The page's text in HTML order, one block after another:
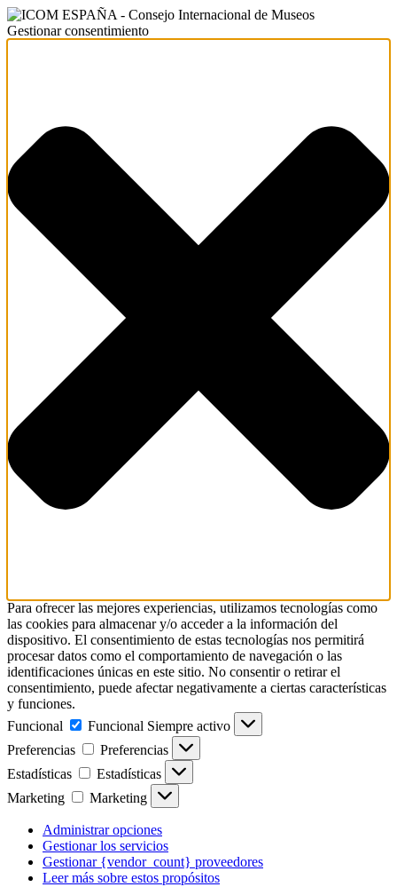
Gestionar consentimiento
Para ofrecer las mejores experiencias, utilizamos tecnologías como
las cookies para almacenar y/o acceder a la información del
dispositivo. El consentimiento de estas tecnologías nos permitirá
procesar datos como el comportamiento de navegación o las
identificaciones únicas en este sitio. No consentir o retirar el
consentimiento, puede afectar negativamente a ciertas características
y funciones.
Funcional
Funcional Siempre activo
Preferencias
Preferencias
Estadísticas
Estadísticas
Marketing
Marketing
Administrar opciones
Gestionar los servicios
Gestionar {vendor_count} proveedores
Leer más sobre estos propósitos